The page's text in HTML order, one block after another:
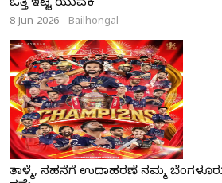
ಒತ್ತೆ ಇಟ್ಟ ಯುವಕ
8 Jun 2026 Bailhongal
ತಾಳ್ಮೆ, ಸಹನೆಗೆ ಉದಾಹರಣೆ ನಮ್ಮ